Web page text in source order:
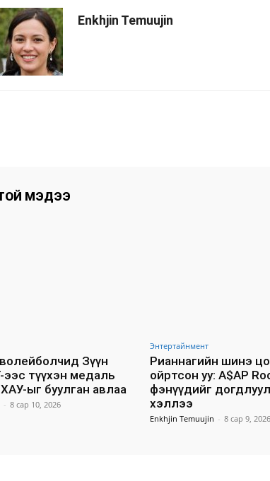
Enkhjin Temuujin
МЭДЭЭ
Зүүн
түүхэн медаль
ыг буулган авлаа
- 8 сар 10, 2026
Энтертайнмент
Рианнагийн шинэ
ойртсон уу: A$AP
фэнүүдийг
хэллээ
Enkhjin Temuujin - 8 сар 9, 2026